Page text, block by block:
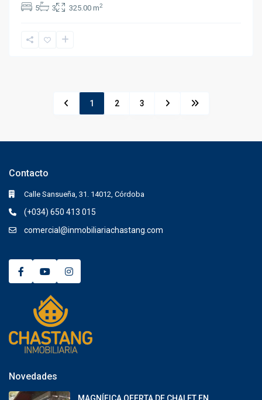
5 3 325.00 m2
1 2 3
Contacto
Calle Sansueña, 31. 14012, Córdoba
(+034) 650 413 015
comercial@inmobiliariachastang.com
Novedades